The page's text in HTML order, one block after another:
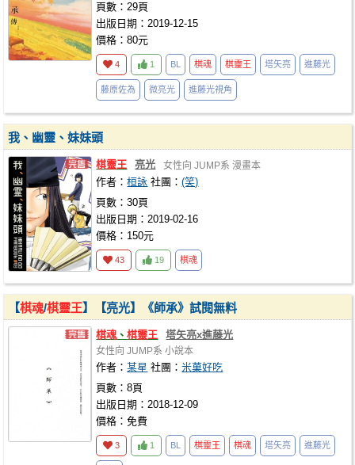
頁數：29頁
出版日期：2019-12-15
價格：80元
4 1 BL 棋魂 棋靈王 塔矢亮 進藤光
藤原佐為 微亮光 進藤光視角
我、幽靈、妹妹頭
棋靈王 亮光 女性向 JUMP系 漫畫本
作者：桓詠 社團：(笑)
頁數：30頁
出版日期：2019-02-16
價格：150元
43 19 棋魂
【棋魂/棋靈王】【亮光】《師承》試閱無料
棋魂 、棋靈王 塔矢亮x進藤光
女性向 JUMP系 小說本
作者：某星 社團：米菓好吃
頁數：8頁
出版日期：2018-12-09
價格：免費
3 1 BL 棋靈王 棋魂 塔矢亮 進藤光